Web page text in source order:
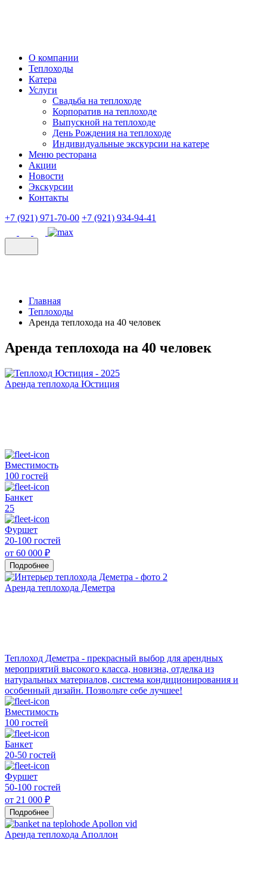
О компании
Теплоходы
Катера
Услуги
Свадьба на теплоходе
Корпоратив на теплоходе
Выпускной на теплоходе
День Рождения на теплоходе
Индивидуальные экскурсии на катере
Меню ресторана
Акции
Новости
Экскурсии
Контакты
+7 (921) 971-70-00 +7 (921) 934-94-41
Главная
Теплоходы
Аренда теплохода на 40 человек
Аренда теплохода на 40 человек
Аренда теплохода Юстиция
Вместимость
100 гостей
Банкет
25
Фуршет
20-100 гостей
от 60 000 ₽
Подробнее
Аренда теплохода Деметра
Теплоход Деметра - прекрасный выбор для арендных
мероприятий высокого класса, новизна, отделка из
натуральных материалов, система кондиционирования и
особенный дизайн. Позвольте себе лучшее!
Вместимость
100 гостей
Банкет
20-50 гостей
Фуршет
50-100 гостей
от 21 000 ₽
Подробнее
Аренда теплохода Аполлон